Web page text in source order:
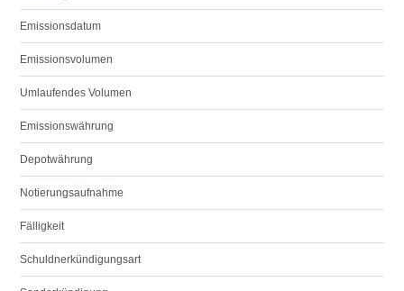
Emissionsdatum
Emissionsvolumen
Umlaufendes Volumen
Emissionswährung
Depotwährung
Notierungsaufnahme
Fälligkeit
Schuldnerkündigungsart